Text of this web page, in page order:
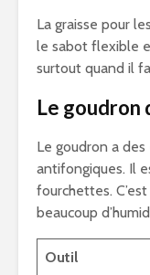
La graisse pour
le sabot flexible
surtout quand il
Le goudron
Le goudron a
antifongiques. Il
fourchettes.
beaucoup
Outil